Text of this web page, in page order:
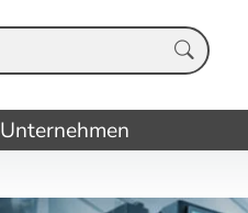
Unternehmen